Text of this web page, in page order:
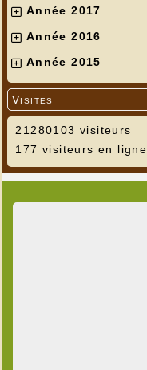
Année 2017
Année 2016
Année 2015
Visites
21280103 visiteurs
177 visiteurs en ligne